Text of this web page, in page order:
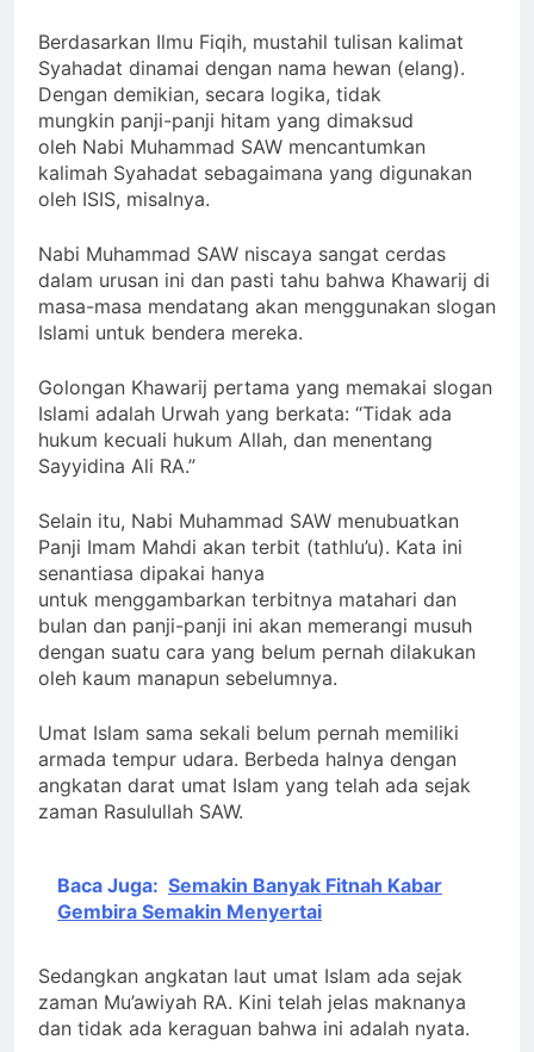
Berdasarkan Ilmu Fiqih, mustahil tulisan kalimat
Syahadat dinamai dengan nama hewan (elang).
Dengan demikian, secara logika, tidak
mungkin panji-panji hitam yang dimaksud
oleh Nabi Muhammad SAW mencantumkan
kalimah Syahadat sebagaimana yang digunakan
oleh ISIS, misalnya.
Nabi Muhammad SAW niscaya sangat cerdas
dalam urusan ini dan pasti tahu bahwa Khawarij di
masa-masa mendatang akan menggunakan slogan
Islami untuk bendera mereka.
Golongan Khawarij pertama yang memakai slogan
Islami adalah Urwah yang berkata: “Tidak ada
hukum kecuali hukum Allah, dan menentang
Sayyidina Ali RA.”
Selain itu, Nabi Muhammad SAW menubuatkan
Panji Imam Mahdi akan terbit (tathlu’u). Kata ini
senantiasa dipakai hanya
untuk menggambarkan terbitnya matahari dan
bulan dan panji-panji ini akan memerangi musuh
dengan suatu cara yang belum pernah dilakukan
oleh kaum manapun sebelumnya.
Umat Islam sama sekali belum pernah memiliki
armada tempur udara. Berbeda halnya dengan
angkatan darat umat Islam yang telah ada sejak
zaman Rasulullah SAW.
Baca Juga: Semakin Banyak Fitnah Kabar
Gembira Semakin Menyertai
Sedangkan angkatan laut umat Islam ada sejak
zaman Mu’awiyah RA. Kini telah jelas maknanya
dan tidak ada keraguan bahwa ini adalah nyata.